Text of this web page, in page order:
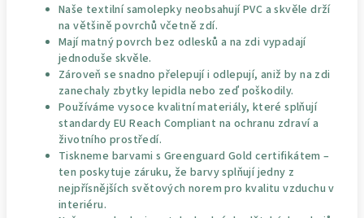
Naše textilní samolepky neobsahují PVC a skvěle drží
na většině povrchů včetně zdí.
Mají matný povrch bez odlesků a na zdi vypadají
jednoduše skvěle.
Zároveň se snadno přelepují i odlepují, aniž by na zdi
zanechaly zbytky lepidla nebo zeď poškodily.
Používáme vysoce kvalitní materiály, které splňují
standardy EU Reach Compliant na ochranu zdraví a
životního prostředí.
Tiskneme barvami s Greenguard Gold certifikátem –
ten poskytuje záruku, že barvy splňují jedny z
nejpřísnějších světových norem pro kvalitu vzduchu v
interiéru.